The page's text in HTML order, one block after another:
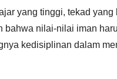
yang tinggi, tekad yang
bahwa nilai-nilai iman
kedisiplinan dalam